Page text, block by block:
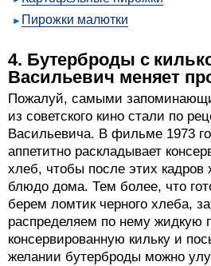
Пирожки малютки
4. Бутерброды с
Васильевич меняет
Пожалуй, самыми
из советского кино стали по
Васильевича. В фильме 1973
аппетитно раскладывает
хлеб, чтобы после этих кадров
блюдо дома. Тем более, что
берем ломтик черного хлеба,
распределяем по нему жидкую
консервированную кильку и
желании бутерброды можно